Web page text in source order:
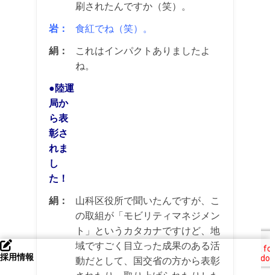
採用情報
刷されたんですか（笑）。
岩： 食紅でね（笑）。
絹：
これはインパクトありましたよ
ね。
●陸運
局か
ら表
彰さ
れま
し
た！
絹：
山科区役所で聞いたんですが、こ
の取組が「モビリティマネジメン
ト」というカタカナですけど、地
域ですごく目立った成果のある活
動だとして、国交省の方から表彰